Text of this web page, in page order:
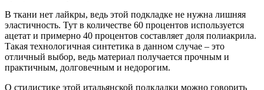
В ткани нет лайкры, ведь этой подкладке не нужна лишняя
эластичность. Тут в количестве 60 процентов используется
ацетат и примерно 40 процентов составляет доля полиакрила.
Такая технологичная синтетика в данном случае – это
отличный выбор, ведь материал получается прочным и
практичным, долговечным и недорогим.
О стилистике этой итальянской подкладки можно говорить